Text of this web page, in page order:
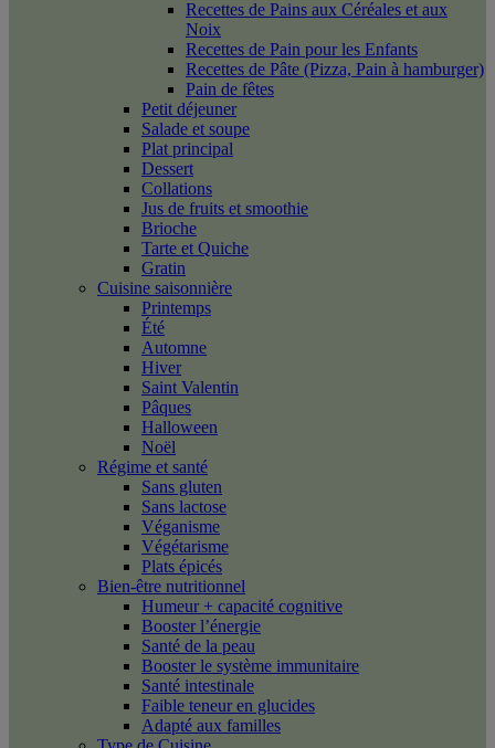
Recettes de Pains aux Céréales et aux
Noix
Recettes de Pain pour les Enfants
Recettes de Pâte (Pizza, Pain à hamburger)
Pain de fêtes
Petit déjeuner
Salade et soupe
Plat principal
Dessert
Collations
Jus de fruits et smoothie
Brioche
Tarte et Quiche
Gratin
Cuisine saisonnière
Printemps
Été
Automne
Hiver
Saint Valentin
Pâques
Halloween
Noël
Régime et santé
Sans gluten
Sans lactose
Véganisme
Végétarisme
Plats épicés
Bien-être nutritionnel
Humeur + capacité cognitive
Booster l’énergie
Santé de la peau
Booster le système immunitaire
Santé intestinale
Faible teneur en glucides
Adapté aux familles